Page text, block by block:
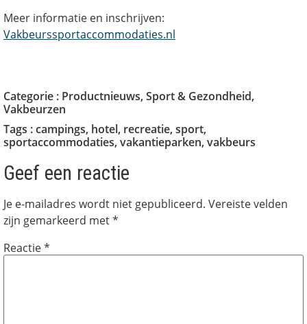
Meer informatie en inschrijven:
Vakbeurssportaccommodaties.nl
Categorie : Productnieuws, Sport & Gezondheid,
Vakbeurzen
Tags :campings, hotel, recreatie, sport,
sportaccommodaties, vakantieparken, vakbeurs
Geef een reactie
Je e-mailadres wordt niet gepubliceerd. Vereiste velden
zijn gemarkeerd met*
Reactie*